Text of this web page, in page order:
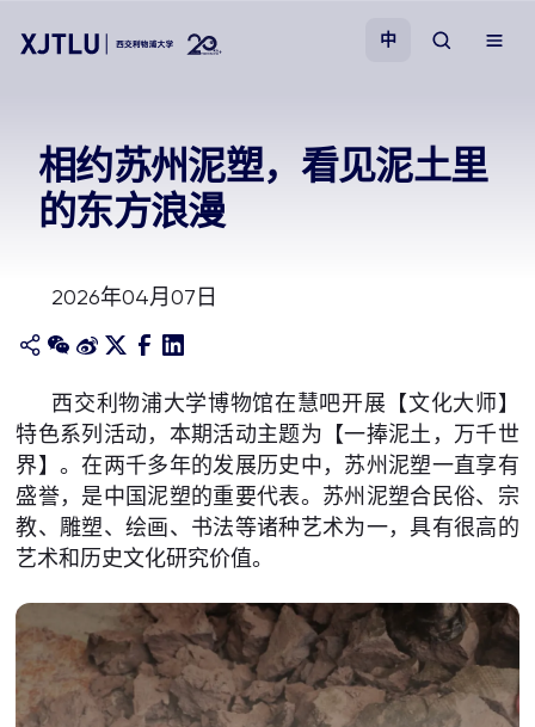
招生
学院
校园生活
关于我们
中
相约苏州泥塑，看见泥土里
的东方浪漫
2026年04月07日
西交利物浦大学博物馆在慧吧开展【文化大师】
特色系列活动，本期活动主题为【一捧泥土，万千世
界】。在两千多年的发展历史中，苏州泥塑一直享有
盛誉，是中国泥塑的重要代表。苏州泥塑合民俗、宗
教、雕塑、绘画、书法等诸种艺术为一，具有很高的
艺术和历史文化研究价值。